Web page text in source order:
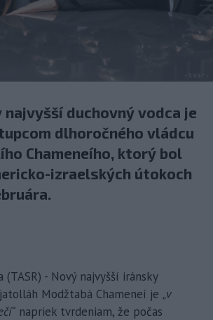
najvyšší duchovný vodca je
dlhoročného vládcu
Chameneího, ktorý bol
izraelských útokoch
(TASR) - Nový najvyšší iránsky
Modžtabá Chameneí je „v
napriek tvrdeniam, že počas